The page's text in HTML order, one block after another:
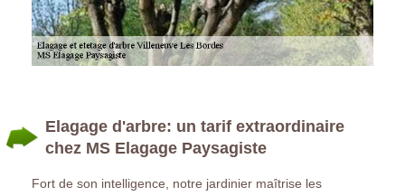
Elagage d'arbre: un tarif extraordinaire
chez MS Elagage Paysagiste
Fort de son intelligence, notre jardinier maîtrise les